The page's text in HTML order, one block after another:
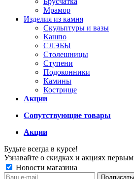
Мрамор
Изделия из камня
Скульптуры и вазы
Кашпо
СЛЭБЫ
Столешницы
Ступени
Подоконники
Камины
Кострище
Акции
Сопутствующие товары
Акции
Будьте всегда в курсе!
Узнавайте о скидках и акциях первым
Новости магазина